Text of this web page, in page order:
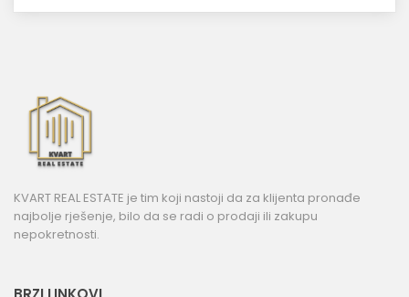
KVART REAL ESTATE je tim koji nastoji da za klijenta pronađe
najbolje rješenje, bilo da se radi o prodaji ili zakupu
nepokretnosti.